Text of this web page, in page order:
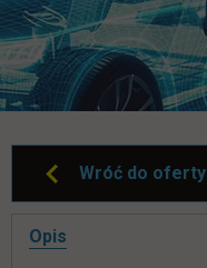
Wróć do oferty
Pomiń
nawigacje
Opis